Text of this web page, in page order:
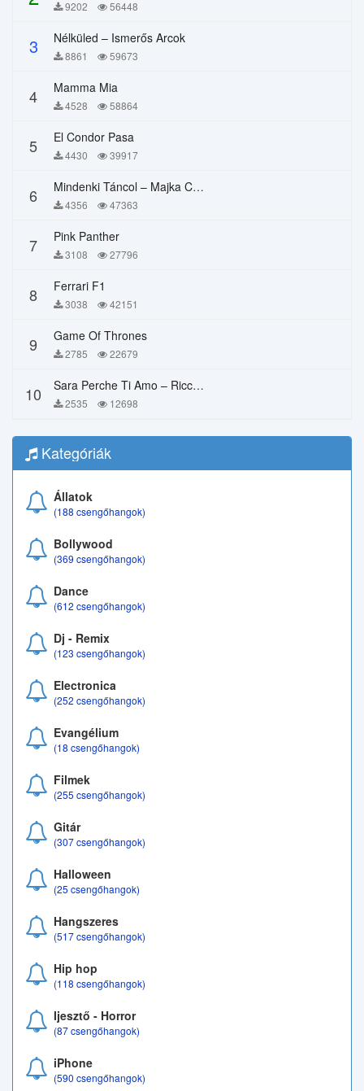
9202 56448
3 Nélküled – Ismerős Arcok
8861 59673
4 Mamma Mia
4528 58864
5 El Condor Pasa
4430 39917
6 Mindenki Táncol – Majka Curtis, Péter Majoros
4356 47363
7 Pink Panther
3108 27796
8 Ferrari F1
3038 42151
9 Game Of Thrones
2785 22679
10 Sara Perche Ti Amo – Ricchi E Poveri
2535 12698
Kategóriák
Állatok
(188 csengőhangok)
Bollywood
(369 csengőhangok)
Dance
(612 csengőhangok)
Dj - Remix
(123 csengőhangok)
Electronica
(252 csengőhangok)
Evangélium
(18 csengőhangok)
Filmek
(255 csengőhangok)
Gitár
(307 csengőhangok)
Halloween
(25 csengőhangok)
Hangszeres
(517 csengőhangok)
Hip hop
(118 csengőhangok)
Ijesztő - Horror
(87 csengőhangok)
iPhone
(590 csengőhangok)